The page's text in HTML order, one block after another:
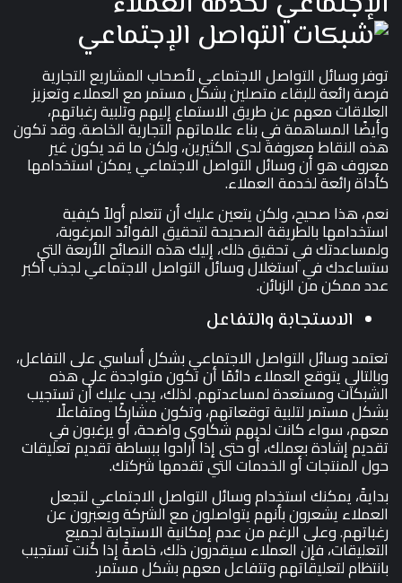
توفر وسائل التواصل الاجتماعي لأصحاب المشاريع التجارية
فرصة رائعة للبقاء متصلين بشكل مستمر مع العملاء وتعزيز
العلاقات معهم عن طريق الاستماع إليهم وتلبية رغباتهم،
وأيضًا المساهمة في بناء علاماتهم التجارية الخاصة. وقد تكون
هذه النقاط معروفة لدى الكثيرين، ولكن ما قد يكون غير
معروف هو أن وسائل التواصل الاجتماعي يمكن استخدامها
كأداة رائعة لخدمة العملاء.
نعم، هذا صحيح، ولكن يتعين عليك أن تتعلم أولاً كيفية
استخدامها بالطريقة الصحيحة لتحقيق الفوائد المرغوبة،
ولمساعدتك في تحقيق ذلك، إليك هذه النصائح الأربعة التي
ستساعدك في استغلال وسائل التواصل الاجتماعي لجذب أكبر
عدد ممكن من الزبائن.
الاستجابة والتفاعل
تعتمد وسائل التواصل الاجتماعي بشكل أساسي على التفاعل،
وبالتالي يتوقع العملاء دائمًا أن تكون متواجدة على هذه
الشبكات ومستعدة لمساعدتهم. لذلك، يجب عليك أن تستجيب
بشكل مستمر لتلبية توقعاتهم، وتكون مشاركًا ومتفاعلًا
معهم، سواء كانت لديهم شكاوى واضحة، أو يرغبون في
تقديم إشادة بعملك، أو حتى إذا أرادوا ببساطة تقديم تعليقات
حول المنتجات أو الخدمات التي تقدمها شركتك.
بدايةً، يمكنك استخدام وسائل التواصل الاجتماعي لتجعل
العملاء يشعرون بأنهم يتواصلون مع الشركة ويعبرون عن
رغباتهم. وعلى الرغم من عدم إمكانية الاستجابة لجميع
التعليقات، فإن العملاء سيقدرون ذلك، خاصةً إذا كُنت تستجيب
بانتظام لتعليقاتهم وتتفاعل معهم بشكل مستمر.